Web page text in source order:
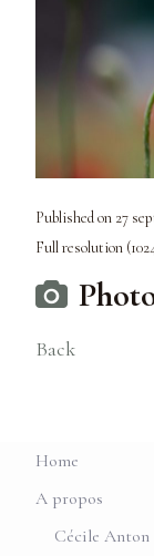
Published on 27
Full resolution
Back
Home
A propos
Cécile Anton